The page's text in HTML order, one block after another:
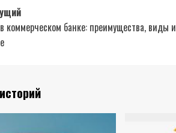
коммерческом банке: преимущества, виды и